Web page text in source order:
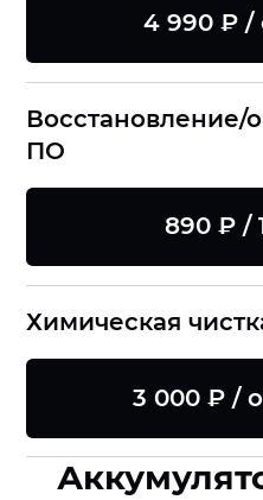
4 990 ₽ /
Восстановление/
ПО
890 ₽ /
Химическая
3 000 ₽ /